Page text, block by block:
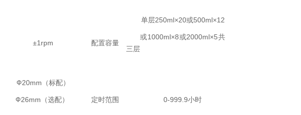
±1rpm 配置容量
单层250ml×20或500ml×12
或1000ml×8或2000ml×5共
三层
Ф20mm（标配）
Ф26mm（选配） 定时范围 0-999.9小时